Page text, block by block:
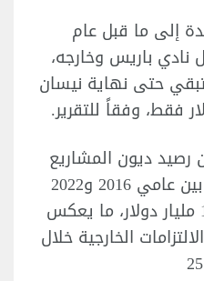
إلى ما قبل عام
نادي باريس وخارجه،
حتى نهاية نيسان
رصيد ديون المشاريع
الخارجية للفترة الممتدة بين عامي 2016 و2022
كان قد بلغ سابقاً 12.926 مليار دولار، ما يعكس
الخارجية خلال